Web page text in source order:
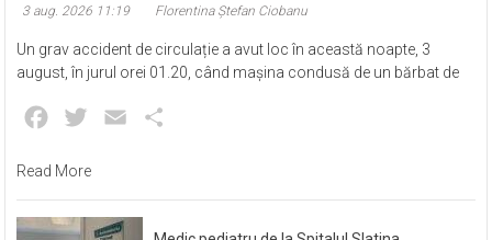
3 aug. 2026 11:19 Florentina Ștefan Ciobanu
Un grav accident de circulație a avut loc în această noapte, 3
august, în jurul orei 01.20, când mașina condusă de un bărbat de
Facebook
Twitter Email
Read More